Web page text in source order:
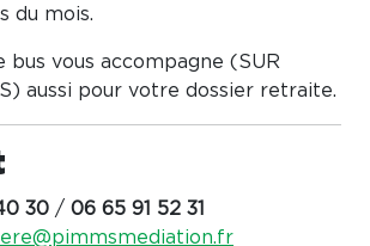
du mois.
bus vous accompagne (SUR
aussi pour votre dossier retraite.
30 / 06 65 91 52 31